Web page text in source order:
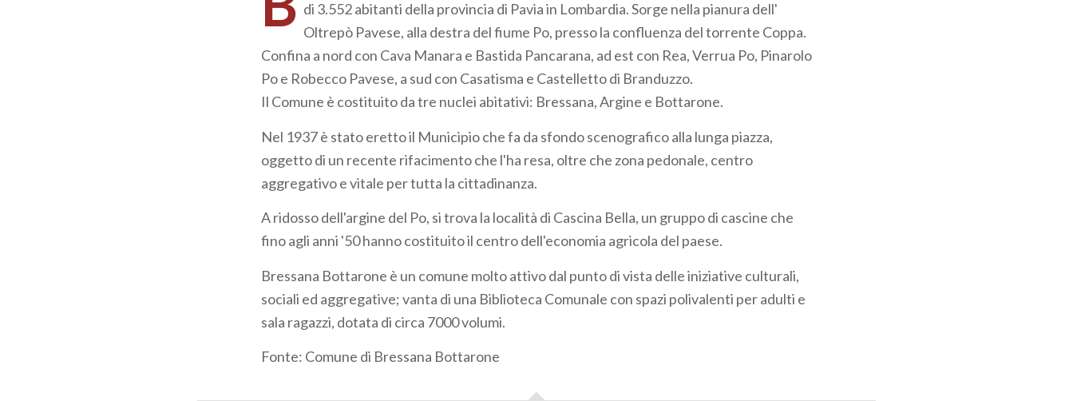
di 3.552 abitanti della provincia di Pavia in Lombardia. Sorge nella pianura dell'
Oltrepò Pavese, alla destra del fiume Po, presso la confluenza del torrente Coppa.
Confina a nord con Cava Manara e Bastida Pancarana, ad est con Rea, Verrua Po, Pinarolo
Po e Robecco Pavese, a sud con Casatisma e Castelletto di Branduzzo.
Il Comune è costituito da tre nuclei abitativi: Bressana, Argine e Bottarone.
Nel 1937 è stato eretto il Municipio che fa da sfondo scenografico alla lunga piazza,
oggetto di un recente rifacimento che l'ha resa, oltre che zona pedonale, centro
aggregativo e vitale per tutta la cittadinanza.
A ridosso dell'argine del Po, si trova la località di Cascina Bella, un gruppo di cascine che
fino agli anni '50 hanno costituito il centro dell'economia agricola del paese.
Bressana Bottarone è un comune molto attivo dal punto di vista delle iniziative culturali,
sociali ed aggregative; vanta di una Biblioteca Comunale con spazi polivalenti per adulti e
sala ragazzi, dotata di circa 7000 volumi.
Fonte: Comune di Bressana Bottarone